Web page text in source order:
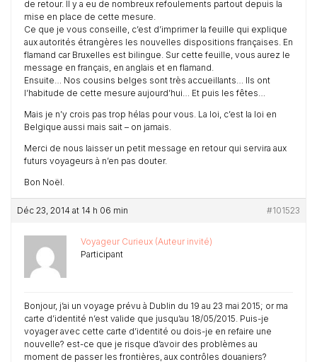
de retour. Il y a eu de nombreux refoulements partout depuis la
mise en place de cette mesure.
Ce que je vous conseille, c’est d’imprimer la feuille qui explique
aux autorités étrangères les nouvelles dispositions françaises. En
flamand car Bruxelles est bilingue. Sur cette feuille, vous aurez le
message en français, en anglais et en flamand.
Ensuite… Nos cousins belges sont très accueillants… Ils ont
l’habitude de cette mesure aujourd’hui… Et puis les fêtes…
Mais je n’y crois pas trop hélas pour vous. La loi, c’est la loi en
Belgique aussi mais sait – on jamais.
Merci de nous laisser un petit message en retour qui servira aux
futurs voyageurs à n’en pas douter.
Bon Noël.
Déc 23, 2014 at 14 h 06 min #101523
Voyageur Curieux (Auteur invité)
Participant
Bonjour, j’ai un voyage prévu à Dublin du 19 au 23 mai 2015; or ma
carte d’identité n’est valide que jusqu’au 18/05/2015. Puis-je
voyager avec cette carte d’identité ou dois-je en refaire une
nouvelle? est-ce que je risque d’avoir des problèmes au
moment de passer les frontières, aux contrôles douaniers?